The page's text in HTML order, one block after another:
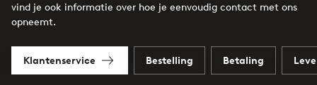
vind je ook informatie over hoe je eenvoudig contact met ons
opneemt.
Klantenservice Bestelling Betaling